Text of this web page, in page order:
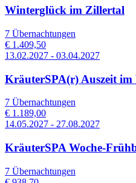
Winterglück im Zillertal
7 Übernachtungen
€ 1.409,50
13.02.2027 - 03.04.2027
KräuterSPA(r) Auszeit
7 Übernachtungen
€ 1.189,00
14.05.2027 - 27.08.2027
KräuterSPA Woche-
7 Übernachtungen